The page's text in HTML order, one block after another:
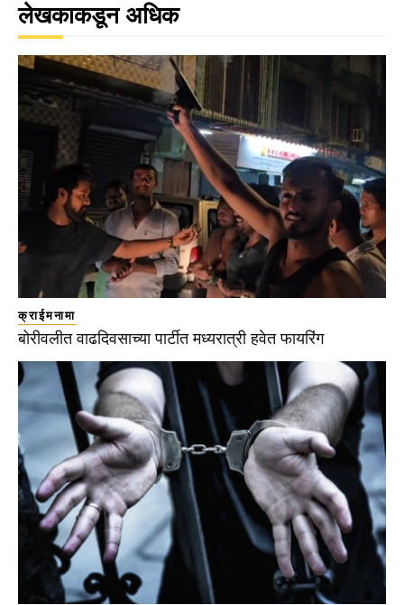
लेखकाकडून अधिक
क्राईमनामा
बोरीवलीत वाढदिवसाच्या पार्टीत मध्यरात्री हवेत फायरिंग